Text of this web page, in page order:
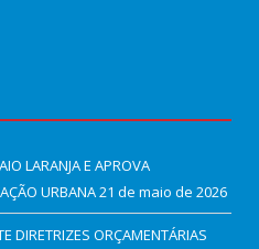
LARANJA E APROVA
URBANA21 de maio de 2026
DIRETRIZES ORÇAMENTÁRIAS